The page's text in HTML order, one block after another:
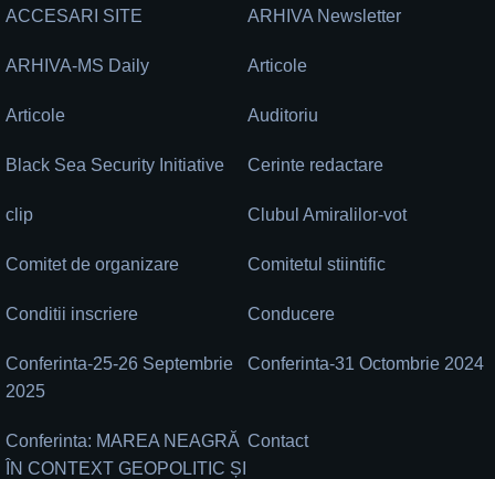
ACCESARI SITE ARHIVA Newsletter
ARHIVA-MS Daily Articole
Articole Auditoriu
Black Sea Security Initiative Cerinte redactare
clip Clubul Amiralilor-vot
Comitet de organizare Comitetul stiintific
Conditii inscriere Conducere
Conferinta-25-26 Septembrie
2025
Conferinta-31 Octombrie 2024
Conferinta: MAREA NEAGRĂ
ÎN CONTEXT GEOPOLITIC ȘI
Contact